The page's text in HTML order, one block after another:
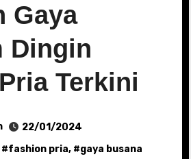
Gaya
Dingin
Terkini
22/01/2024
#fashion pria, #gaya busana